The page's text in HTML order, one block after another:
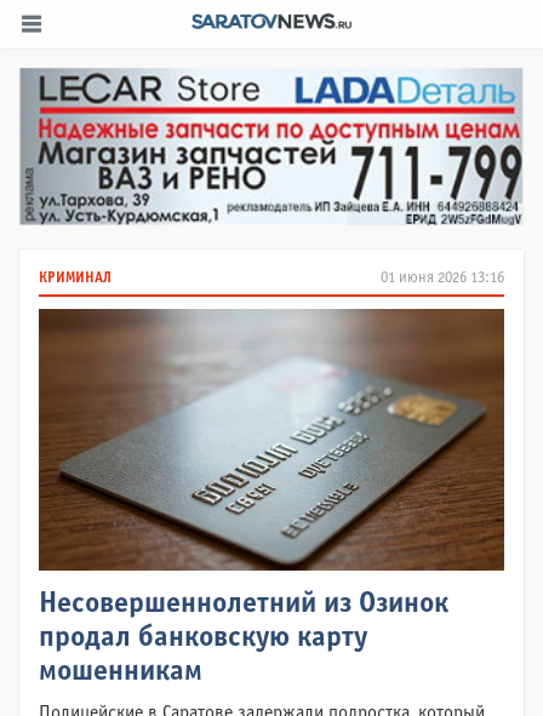
01 июня 2026 13:16
КРИМИНАЛ
Несовершеннолетний из Озинок
продал банковскую карту
мошенникам